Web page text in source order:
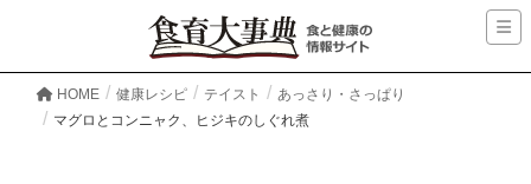
HOME 健康レシピ テイスト
あっさり・さっぱり
マグロとコンニャク、ヒジキのしぐれ煮